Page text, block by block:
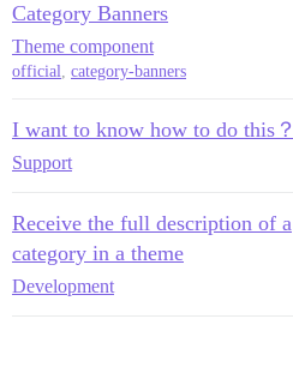
Category Banners
Theme component
official, category-banners
I want to know how to do this？
Support
Receive the full description of a
category in a theme
Development